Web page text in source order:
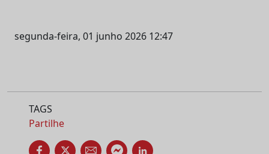
segunda-feira, 01 junho 2026 12:47
TAGS
Partilhe